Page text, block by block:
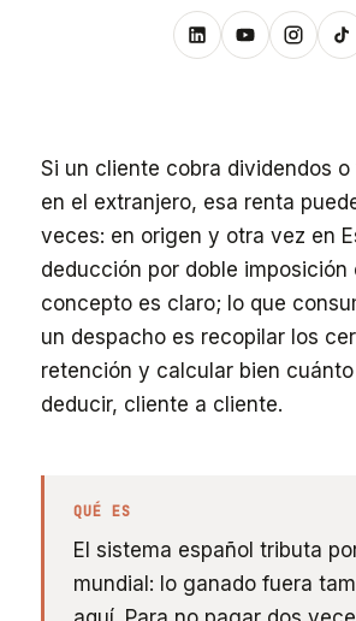
Si un cliente cobra dividendos
en el extranjero, esa renta
veces: en origen y otra vez en
deducción por doble imposición
concepto es claro; lo que
un despacho es recopilar los
retención y calcular bien
deducir, cliente a cliente.
QUÉ ES
El sistema español tributa
mundial: lo ganado fuera